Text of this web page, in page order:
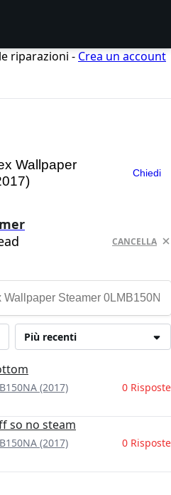
riparazioni - Crea un account
Wallpaper
Chiedi
CANCELLA
Più recenti
(2017) 0 Risposte
so no steam
(2017) 0 Risposte